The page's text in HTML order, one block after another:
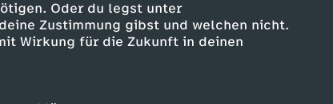
Oder du legst unter
Zustimmung gibst und welchen nicht.
Wirkung für die Zukunft in deinen